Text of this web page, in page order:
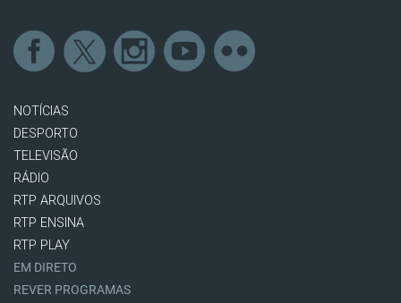
NOTÍCIAS
DESPORTO
TELEVISÃO
RÁDIO
RTP ARQUIVOS
RTP ENSINA
RTP PLAY
EM DIRETO
REVER PROGRAMAS